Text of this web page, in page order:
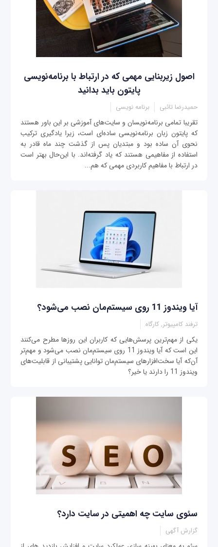
اصول زیربنایی مهمی که در ارتباط با برنامه‌نویسی
پایتون باید بدانید
حمیدرضا تائبی برنامه نویسی
تقریبا تمامی برنامه‌نویسان و سایت‌های آموزشی بر این باور هستند
که پایتون زبان برنامه‌نویسی ساده‌ای است، زیرا یادگیری ترکیب
نحوی آن ساده بود و مبتدیان پس از گذشت چند ماه قادر به
استفاده از مفاهیمی هستند که یاد گرفته‌اند. با این‌حال بهتر است
در ارتباط با مفاهیم کاربردی مهمی که هم‌...
آیا ویندوز 11 روی سیستم‌مان نصب می‌شود؟
ترفند کامپیوتر, کارگاه
یکی از مهم‌ترین پرسش‌هایی که کاربران این روزها مطرح می‌کنند
این است که آیا ویندوز 11 روی سیستم‌مان نصب می‌شود و مهم‌تر
آن‌که آیا سخت‌افزارهای سیستم‌مان توانایی پشتیبانی از قابلیت‌های
ویندوز 11 را دارند یا خیر؟
سئوی سایت چه اهمیتی در سایت دارد؟
گزارش آگهی